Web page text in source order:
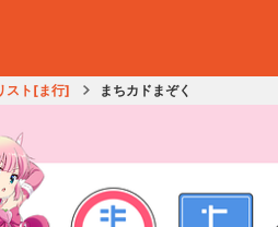
スト[ま行] まちカドまぞく